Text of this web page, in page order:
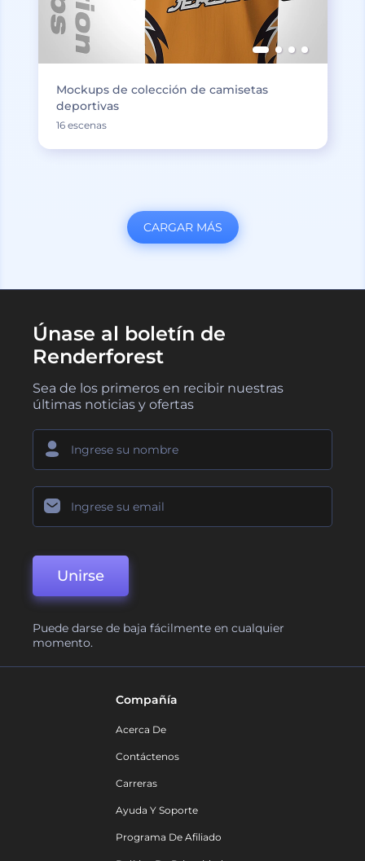
Mockups de colección de camisetas
deportivas
16 escenas
CARGAR MÁS
Únase al boletín de
Renderforest
Sea de los primeros en recibir nuestras
últimas noticias y ofertas
Unirse
Puede darse de baja fácilmente en cualquier
momento.
Compañía
Acerca De
Contáctenos
Carreras
Ayuda Y Soporte
Programa De Afiliado